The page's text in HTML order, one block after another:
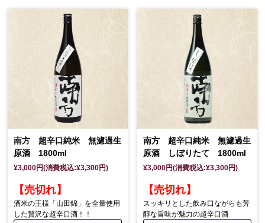
南方 超辛口純米 無濾過生
原酒 1800ml
¥3,000円(消費税込:¥3,300円)
【売切れ】
酒米の王様「山田錦」を全量使用
した贅沢な超辛口酒！！
南方 超辛口純米 無濾過生
原酒 しぼりたて 1800ml
¥3,000円(消費税込:¥3,300円)
【売切れ】
スッキリとした飲み口ながらも芳
醇な旨味が魅力の超辛口酒